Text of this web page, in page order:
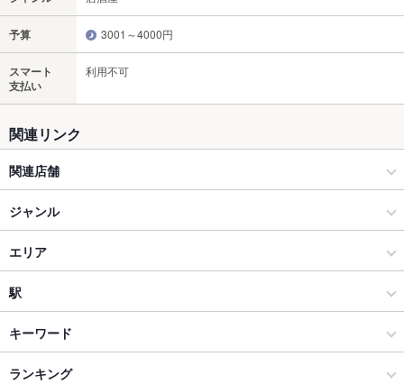
予算 3001～4000円
スマート
支払い
利用不可
関連リンク
関連店舗
大衆馬肉酒場 うまる
ジャンル
居酒屋
和風
創作
博多 × 居酒屋
エリア
博多駅（筑紫口・中央街）
博多駅（筑紫口・中央街） × 居酒屋
博多駅（筑紫口・中央街） × 和風
駅
博多駅
キーワード
手羽先 からあげ
ランキング